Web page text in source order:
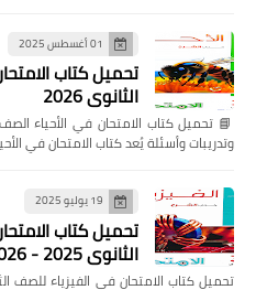
01 أغسطس 2025
تحميل كتاب
الثانوي 2026
وتدريبات وأسئلة يُعد كتاب الامتحان في
19 يوليو 2025
تحميل كتاب
الثانوي 2025 - 2026